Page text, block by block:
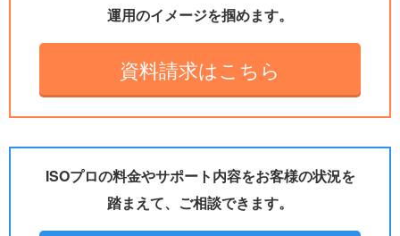
運用のイメージを掴めます。
資料請求はこちら
ISOプロの料金やサポート内容をお客様の状況を
踏まえて、ご相談できます。